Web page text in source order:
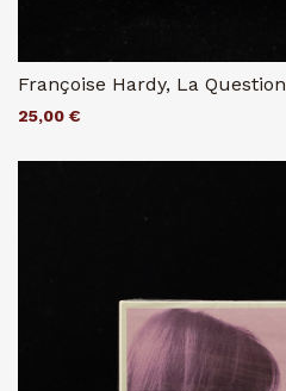
Françoise Hardy, La Question
25,00 €